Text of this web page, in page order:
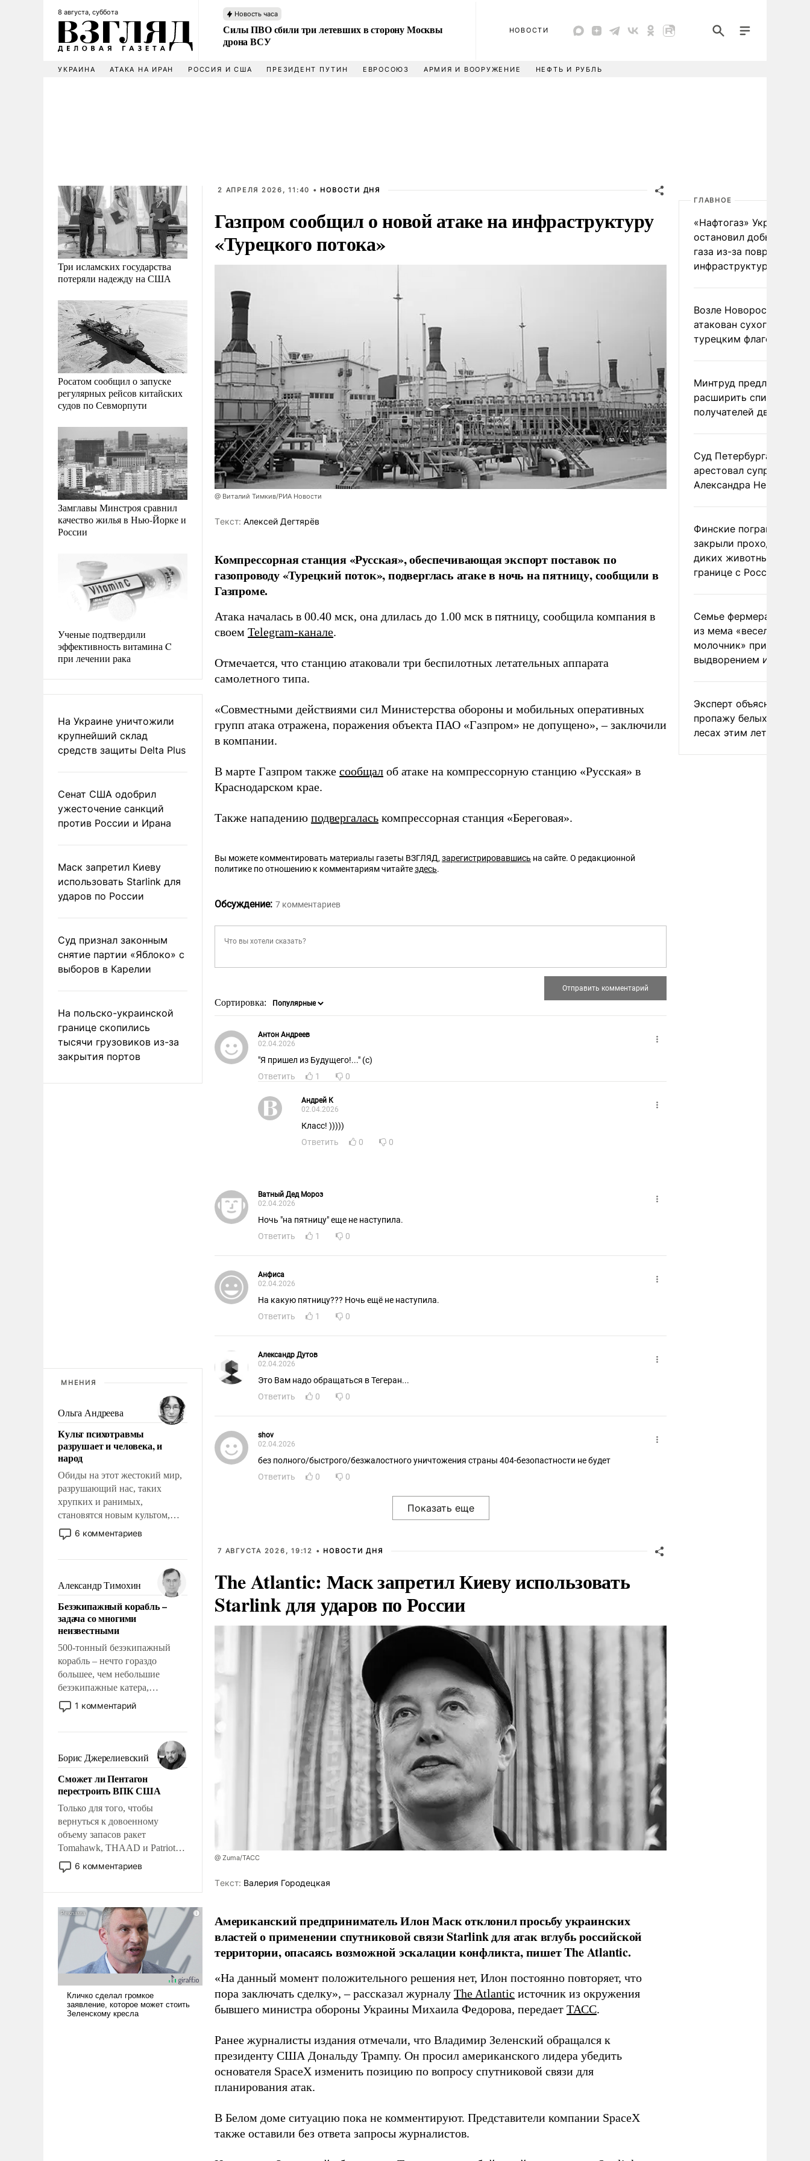
8 августа, суббота Новость часа
Силы ПВО сбили три летевших в сторону Москвы
дрона ВСУ
НОВОСТИ
УКРАИНА АТАКА НА ИРАН РОССИЯ И США ПРЕЗИДЕНТ ПУТИН ЕВРОСОЮЗ АРМИЯ И ВООРУЖЕНИЕ НЕФТЬ И РУБЛЬ
Три исламских государства
потеряли надежду на США
Росатом сообщил о запуске
регулярных рейсов китайских
судов по Севморпути
Замглавы Минстроя сравнил
качество жилья в Нью-Йорке и
России
Ученые подтвердили
эффективность витамина C
при лечении рака
На Украине уничтожили
крупнейший склад
средств защиты Delta Plus
Сенат США одобрил
ужесточение санкций
против России и Ирана
Маск запретил Киеву
использовать Starlink для
ударов по России
Суд признал законным
снятие партии «Яблоко» с
выборов в Карелии
На польско-украинской
границе скопились
тысячи грузовиков из-за
закрытия портов
МНЕНИЯ
Ольга Андреева
Культ психотравмы
разрушает и человека, и
народ
Обиды на этот жестокий мир,
разрушающий нас, таких
хрупких и ранимых,
становятся новым культом,
постепенно вытесняя и
отменяя традиционное
мужественным и твердым под
ударами судьбы, брать на себя
ответственность, помогать
слабым, идти вперед и
адаптироваться.
6 комментариев
Александр Тимохин
Безэкипажный корабль –
задача со многими
неизвестными
500-тонный безэкипажный
корабль – нечто гораздо
большее, чем небольшие
безэкипажные катера,
применение которых уже
стало обыденностью. Задача по
сложна и амбициозна. Однако
и ее реализация радикально
поднимет наши боевые
возможности.
1 комментарий
Борис Джерелиевский
Сможет ли Пентагон
перестроить ВПК США
Только для того, чтобы
вернуться к довоенному
объему запасов ракет
Tomahawk, THAAD и Patriot
США потребуется более трех
лет. Даже небольшая война с
Сложившаяся ситуация
означает многолетний период
уязвимости США, например,
перед Китаем.
6 комментариев
2 АПРЕЛЯ 2026, 11:40 • НОВОСТИ ДНЯ
Газпром сообщил о новой атаке на инфраструктуру
«Турецкого потока»
@ Виталий Тимкив/РИА Новости
Tекст: Алексей Дегтярёв
Компрессорная станция «Русская», обеспечивающая экспорт поставок по
газопроводу «Турецкий поток», подверглась атаке в ночь на пятницу, сообщили в
Газпроме.
Атака началась в 00.40 мск, она длилась до 1.00 мск в пятницу, сообщила компания в
своем Telegram-канале.
Отмечается, что станцию атаковали три беспилотных летательных аппарата
самолетного типа.
«Совместными действиями сил Министерства обороны и мобильных оперативных
групп атака отражена, поражения объекта ПАО «Газпром» не допущено», – заключили
в компании.
В марте Газпром также сообщал об атаке на компрессорную станцию «Русская» в
Краснодарском крае.
Также нападению подвергалась компрессорная станция «Береговая».
Вы можете комментировать материалы газеты ВЗГЛЯД,зарегистрировавшись на сайте. О редакционной
политике по отношению к комментариям читайтездесь.
Обсуждение: 7 комментариев
Сортировка:
Антон Андреев
02.04.2026
"Я пришел из Будущего!..." (с)
Ответить
1 0
Андрей К
02.04.2026
Класс! )))))
Ответить
0 0
Ватный Дед Мороз
02.04.2026
Ночь "на пятницу" еще не наступила.
Ответить
1 0
Анфиса
02.04.2026
На какую пятницу??? Ночь ещё не наступила.
Ответить
1 0
Александр Дутов
02.04.2026
Это Вам надо обращаться в Тегеран...
Ответить
0 0
shov
02.04.2026
без полного/быстрого/безжалостного уничтожения страны 404-безопастности не будет
Ответить
0 0
7 АВГУСТА 2026, 19:12 • НОВОСТИ ДНЯ
The Atlantic: Маск запретил Киеву использовать
Starlink для ударов по России
@ Zuma/ТАСС
Tекст: Валерия Городецкая
Американский предприниматель Илон Маск отклонил просьбу украинских
властей о применении спутниковой связи Starlink для атак вглубь российской
территории, опасаясь возможной эскалации конфликта, пишет The Atlantic.
«На данный момент положительного решения нет, Илон постоянно повторяет, что
пора заключать сделку», – рассказал журналу The Atlantic источник из окружения
бывшего министра обороны Украины Михаила Федорова, передает ТАСС.
Ранее журналисты издания отмечали, что Владимир Зеленский обращался к
президенту США Дональду Трампу. Он просил американского лидера убедить
основателя SpaceX изменить позицию по вопросу спутниковой связи для
планирования атак.
В Белом доме ситуацию пока не комментируют. Представители компании SpaceX
также оставили без ответа запросы журналистов.
ГЛАВНОЕ
«Нафтогаз» Украины
остановил добычу
газа из-за повреждения
инфраструктуры
Возле Новороссийска
атакован сухогруз под
турецким флагом
Минтруд предложил
расширить список
получателей двух
Суд Петербурга заочно
арестовал супругу
Александра Невзорова
Финские пограничники
закрыли проходы для
диких животных на
границе с Россией
Семье фермера
из мема «веселый
молочник» пригрозили
выдворением из
Эксперт объяснил
пропажу белых грибов
лесах этим летом